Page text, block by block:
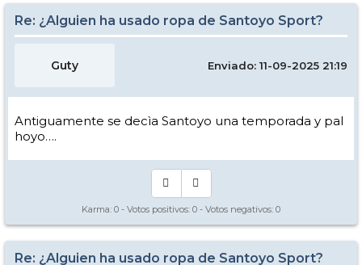
Re: ¿Alguien ha usado ropa de Santoyo Sport?
Guty Enviado: 11-09-2025 21:19
Antiguamente se decìa Santoyo una temporada y pal
hoyo….
Karma: 0 - Votos positivos: 0 - Votos negativos: 0
Re: ¿Alguien ha usado ropa de Santoyo Sport?